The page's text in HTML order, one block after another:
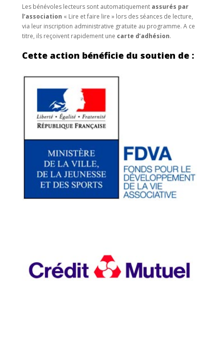
Les bénévoles lecteurs sont automatiquement assurés par
l’association « Lire et faire lire » lors des séances de lecture,
via leur inscription administrative gratuite au programme. A ce
titre, ils reçoivent rapidement une carte d’adhésion.
Cette action bénéficie du soutien de :